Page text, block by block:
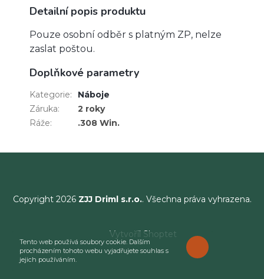
Tento web používá soubory cookie. Dalším
procházením tohoto webu vyjadřujete souhlas s
jejich používáním.
ROZUMÍM
Detailní popis produktu
Pouze osobní odběr s platným ZP, nelze
zaslat poštou.
Doplňkové parametry
Kategorie:
Náboje
Záruka:
2 roky
Ráže: .308 Win.
Copyright 2026 ZJJ Driml s.r.o.. Všechna práva vyhrazena.
Vytvořil Shoptet